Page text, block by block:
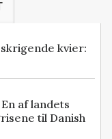
kvier:
af landets
til Danish